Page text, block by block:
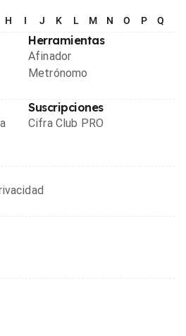
H I J K L M N O P Q
Herramientas
Afinador
Metrónomo
Suscripciones
Cifra Club PRO